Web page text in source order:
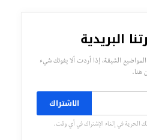
البريدية
الشيقة، إذا أردت ألا يفوتك شيء
هنا.
الاشتراك
الحرية في إلغاء الإشتراك في أي وقت.